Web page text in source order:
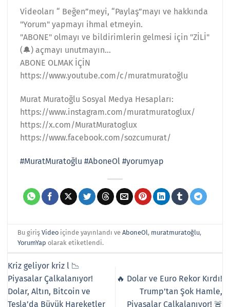
Videoları “ Beğen”meyi, “Paylaş”mayı ve hakkında
"Yorum" yapmayı ihmal etmeyin.
"ABONE" olmayı ve bildirimlerin gelmesi için "ZİLİ"
(🔔) açmayı unutmayın…
ABONE OLMAK İÇİN
https://www.youtube.com/c/muratmuratoğlu
Murat Muratoğlu Sosyal Medya Hesapları:
https://www.instagram.com/muratmuratoglux/
https://x.com/MuratMuratoglux
https://www.facebook.com/sozcumurat/
#MuratMuratoğlu #AboneOl #yorumyap
Bu girişVideo içinde yayınlandı veAboneOl, muratmuratoğlu,
YorumYap olarak etiketlendi.
Kriz geliyor kriz l 📉
Piyasalar Çalkalanıyor!
Dolar, Altın, Bitcoin ve
Tesla’da Büyük Hareketler
🔥 Dolar ve Euro Rekor Kırdı!
Trump’tan Şok Hamle,
Piyasalar Çalkalanıyor! 🚨